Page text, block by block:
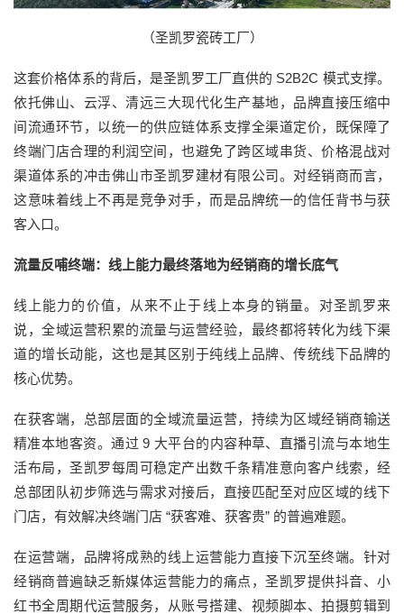
（圣凯罗瓷砖工厂）
这套价格体系的背后，是圣凯罗工厂直供的 S2B2C 模式支撑。
依托佛山、云浮、清远三大现代化生产基地，品牌直接压缩中
间流通环节，以统一的供应链体系支撑全渠道定价，既保障了
终端门店合理的利润空间，也避免了跨区域串货、价格混战对
渠道体系的冲击佛山市圣凯罗建材有限公司。对经销商而言，
这意味着线上不再是竞争对手，而是品牌统一的信任背书与获
客入口。
流量反哺终端：线上能力最终落地为经销商的增长底气
线上能力的价值，从来不止于线上本身的销量。对圣凯罗来
说，全域运营积累的流量与运营经验，最终都将转化为线下渠
道的增长动能，这也是其区别于纯线上品牌、传统线下品牌的
核心优势。
在获客端，总部层面的全域流量运营，持续为区域经销商输送
精准本地客资。通过 9 大平台的内容种草、直播引流与本地生
活布局，圣凯罗每周可稳定产出数千条精准意向客户线索，经
总部团队初步筛选与需求对接后，直接匹配至对应区域的线下
门店，有效解决终端门店 “获客难、获客贵” 的普遍难题。
在运营端，品牌将成熟的线上运营能力直接下沉至终端。针对
经销商普遍缺乏新媒体运营能力的痛点，圣凯罗提供抖音、小
红书全周期代运营服务，从账号搭建、视频脚本、拍摄剪辑到